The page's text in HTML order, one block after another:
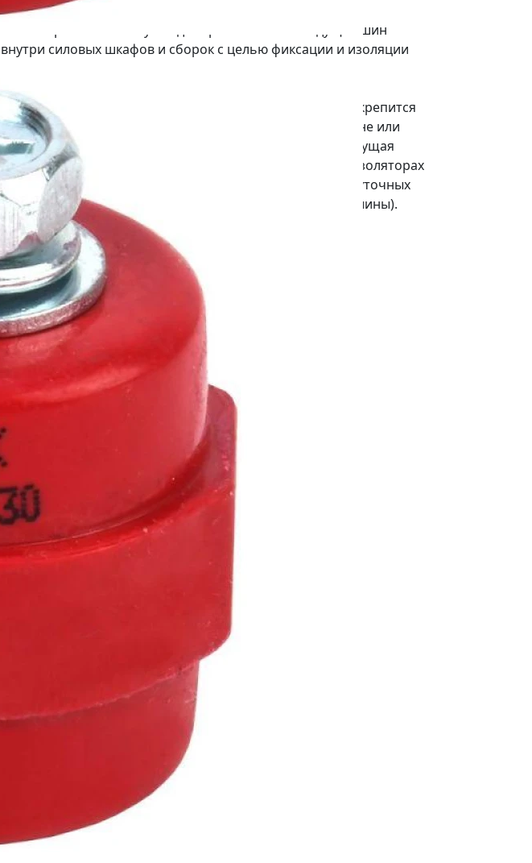
Описание:
Изоляторы шинные служат для крепления токоведущих шин
внутри силовых шкафов и сборок с целью фиксации и изоляции
распределения электроэнергии внутри щита. Изолятор крепится
с одной стороны с помощью болта к монтажной пластине или
корпусу, с другой стороны к изолятору крепится токоведущая
шина. Каждая шина устанавливается минимум на двух изоляторах
(на концах шины), а так же возможна установка промежуточных
изоляторов (в зависимости от схемы монтажа и длины шины).
Список характеристик:
Гарантия мес.:
12 мес.
ДxШxВ:
30мм/30мм/50мм
Вес:
0.03кг.
Производитель:
Список технических параметров:
Максимальный расчетный ток:
380
Количество полюсов:
1
Сертификаты:
41814 от 20:
Скачать
Запросить дополнительные характеристики